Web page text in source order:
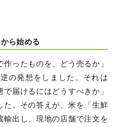
ら始める
ったものを、どう売るか」
の発想をしました。それは
で届けるにはどうすべきか」
た。その答えが、米を「生鮮
輸出し、現地の店舗で注文を